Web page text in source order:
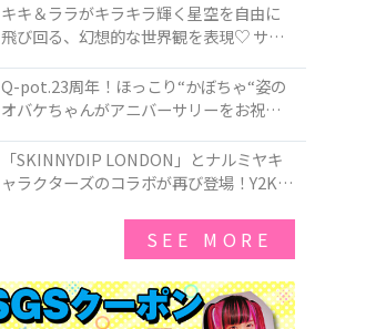
キキ＆ララがキラキラ輝く星空を自由に
飛び回る、幻想的な世界観を表現♡ サマ
50周年アニバーサリーイヤー』を記念し
たコレクションが登場
Q-pot.23周年！ほっこり“かぼちゃ“姿の
オバケちゃんがアニバーサリーをお祝い
ー」が新発売！Q-pot CAFE.では「かぼち
ゃのオバケーキプレート」も登場
「SKINNYDIP LONDON」とナルミヤキ
ャラクターズのコラボが再び登場！Y2Kム
SEE MORE